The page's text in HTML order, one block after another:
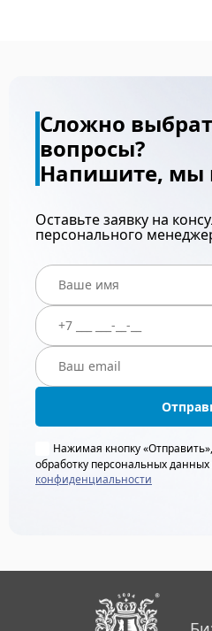
Сложно
вопросы?
Напишите, мы
Оставьте заявку на
персонального
Нажимая кнопку
обработку персональных
конфиденциальности